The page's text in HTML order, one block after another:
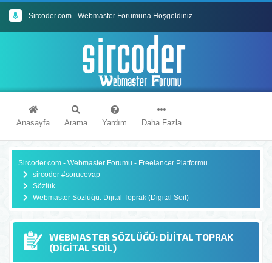
Sircoder.com - Webmaster Forumuna Hoşgeldiniz.
Sircoder.com Webmaster Forumu Kuralları
Anasayfa Arama Yardım Daha Fazla
Sircoder.com - Webmaster Forumu - Freelancer Platformu
sircoder #sorucevap
Sözlük
Webmaster Sözlüğü: Dijital Toprak (Digital Soil)
WEBMASTER SÖZLÜĞÜ: DIJITAL TOPRAK
(DIGITAL SOIL)